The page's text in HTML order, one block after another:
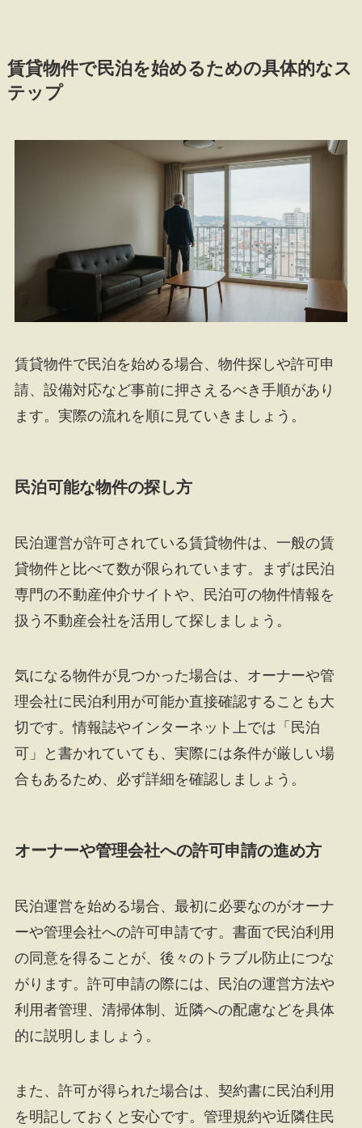
賃貸物件で民泊を始めるための具体的なス
テップ
賃貸物件で民泊を始める場合、物件探しや許可申
請、設備対応など事前に押さえるべき手順があり
ます。実際の流れを順に見ていきましょう。
民泊可能な物件の探し方
民泊運営が許可されている賃貸物件は、一般の賃
貸物件と比べて数が限られています。まずは民泊
専門の不動産仲介サイトや、民泊可の物件情報を
扱う不動産会社を活用して探しましょう。
気になる物件が見つかった場合は、オーナーや管
理会社に民泊利用が可能か直接確認することも大
切です。情報誌やインターネット上では「民泊
可」と書かれていても、実際には条件が厳しい場
合もあるため、必ず詳細を確認しましょう。
オーナーや管理会社への許可申請の進め方
民泊運営を始める場合、最初に必要なのがオーナ
ーや管理会社への許可申請です。書面で民泊利用
の同意を得ることが、後々のトラブル防止につな
がります。許可申請の際には、民泊の運営方法や
利用者管理、清掃体制、近隣への配慮などを具体
的に説明しましょう。
また、許可が得られた場合は、契約書に民泊利用
を明記しておくと安心です。管理規約や近隣住民